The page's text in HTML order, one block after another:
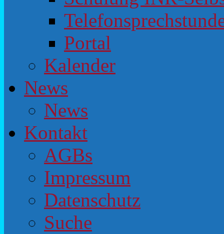
Portal
Kalender
News
News
Kontakt
AGBs
Impressum
Datenschutz
Suche